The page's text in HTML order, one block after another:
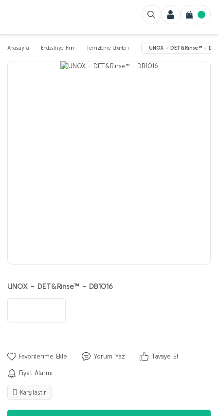
Anasayfa Endüstriyel Fırın Temizleme Ürünleri UNOX - DET&Rinse™ -
UNOX - DET&Rinse™ - DB1016
Yorum Yaz Tavsiye Et
Fiyat Alarmı
Karşılaştır